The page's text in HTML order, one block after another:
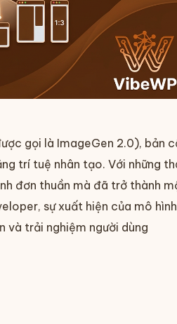
gọi là ImageGen 2.0), bản
trí tuệ nhân tạo. Với những
đơn thuần mà đã trở thành
sự xuất hiện của mô hình
và trải nghiệm người dùng